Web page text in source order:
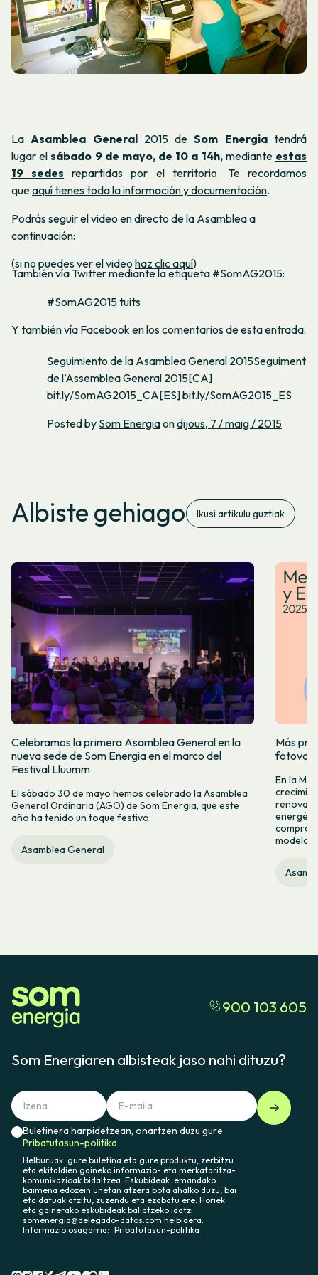
LaAsamblea General2015 deSom Energiatendrá
lugar elsábado 9 de mayo, de 10 a 14h,mediante estas
19 sedes repartidas por el territorio. Te recordamos
queaquí tienes toda la información y documentación.
Podrás seguir el video en directo de la Asamblea a
continuación:
(si no puedes ver el video haz clic aquí)
También vía Twitter mediante la etiqueta #SomAG2015:
#SomAG2015 tuits
Y también vía Facebook en los comentarios de esta entrada:
Seguimiento de la Asamblea General 2015Seguiment
de l’Assemblea General 2015[CA]
bit.ly/SomAG2015_CA[ES] bit.ly/SomAG2015_ES
Posted by Som Energiaondijous, 7 / maig / 2015
Albiste gehiago Ikusi artikulu guztiak
Celebramos la primera Asamblea General en la
nueva sede de Som Energia en el marco del
Festival Lluumm
El sábado 30 de mayo hemos celebrado la Asamblea
General Ordinaria (AGO) de Som Energia, que este
año ha tenido un toque festivo.
Asamblea General
Más
En la
modelo
900 103 605
Som Energiaren albisteak jaso nahi dituzu?
Buletinera harpidetzean, onartzen duzu gure
Pribatutasun-politika
Helburuak: gure buletina eta gure produktu, zerbitzu
eta ekitaldien gaineko informazio- eta merkataritza-
komunikazioak bidaltzea. Eskubideak: emandako
baimena edozein unetan atzera bota ahalko duzu, bai
eta datuak atzitu, zuzendu eta ezabatu ere. Horiek
eta gainerako eskubideak baliatzeko idatzi
somenergia@delegado-datos.com helbidera.
Informazio osagarria: Pribatutasun-politika